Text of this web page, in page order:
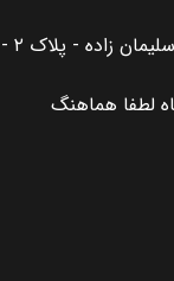
سانتافه Santafe
تهران - خیابان ملت - کوچه قدیم نوایی- کوچه سلیمان زاده - پلاک ۲ -
لطفا هماهنگ